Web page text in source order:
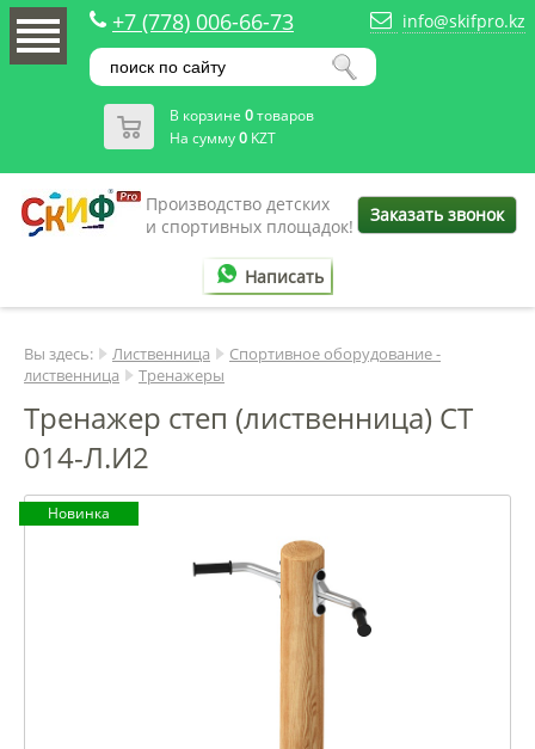
+7 (778) 006-66-73 info@skifpro.kz
В корзине 0товаров
На сумму0 KZT
Производство детских
и спортивных площадок!
Заказать звонок
Написать
Вы здесь: Лиственница
Спортивное оборудование -
лиственница
Тренажеры
Тренажер степ (лиственница) СТ
014-Л.И2
Новинка